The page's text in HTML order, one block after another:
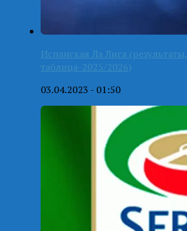
Испанская Ла Лига (результаты,
таблица-2025/2026)
03.04.2023 - 01:50